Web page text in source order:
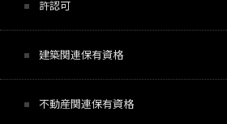
許認可
建築関連保有資格
不動産関連保有資格